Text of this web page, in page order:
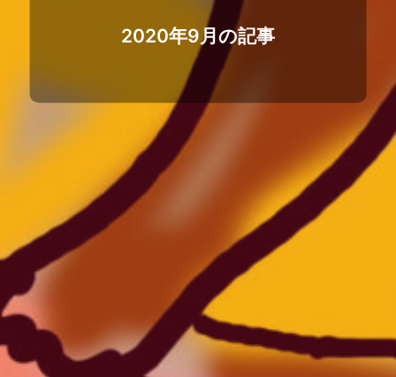
2020年9月の記事